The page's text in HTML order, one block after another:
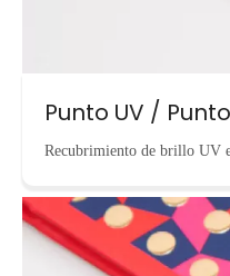
Punto UV /
Recubrimiento de brillo UV